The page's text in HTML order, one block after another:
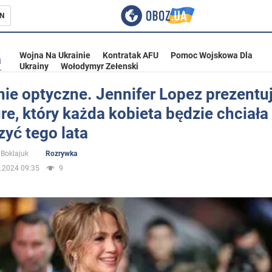
Ukrainie
Wojna Na Ukrainie Kontratak AFU
Pomoc Wojskowa Dla
Ukrainy
Wołodymyr Zełenski
optyczne. Jennifer Lopez
który każda kobieta będzie chciała
tego lata
Rozrywka
09:35
9